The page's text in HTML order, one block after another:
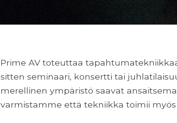
Prime AV toteuttaa
sitten seminaari, konsertti tai
merellinen ympäristö saavat
varmistamme että tekniikka toimii myös